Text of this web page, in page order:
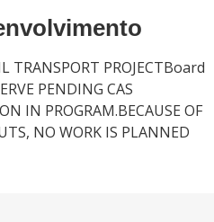
TRANSPORT PROJECTBoard
PENDING CAS
IN PROGRAM.BECAUSE OF
NO WORK IS PLANNED